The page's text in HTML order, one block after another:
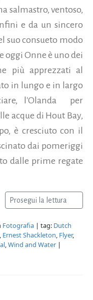
salmastro, ventoso,
e da un sincero
suo consueto modo
oggi Onne è uno dei
più apprezzati al
in lungo e in largo
l'Olanda per
acque di Hout Bay,
è cresciuto con il
dai pomeriggi
dalle prime regate
Prosegui la lettura
Fotografia | tag: Dutch
, Ernest Shackleton, Flyer,
,Wind and Water |